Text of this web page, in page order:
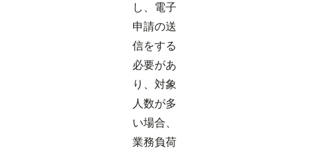
し、電子
申請の送
信をする
必要があ
り、対象
人数が多
い場合、
業務負荷